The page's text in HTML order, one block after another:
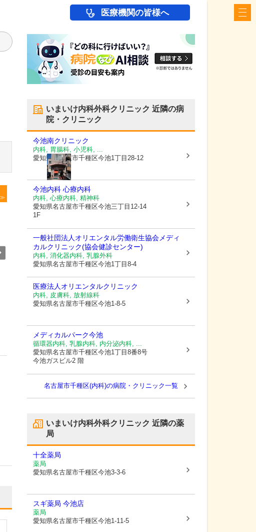
医療機関の皆様へ
いまいけ内科外科クリニック 近隣の病
院・クリニック
今池南クリニック
内科, 胃腸科, 小児科, ...
愛知県名古屋市千種区今池1丁目28-12
今池内科 心療内科
内科, 心療内科, 精神科
愛知県名古屋市千種区今池三丁目12-14
1F
一般社団法人オリエンタル労働衛生協会メディ
カルクリニック(協会健診センター)
内科, 消化器内科, 乳腺外科
愛知県名古屋市千種区今池1丁目8-4
医療法人オリエンタルクリニック
内科, 皮膚科, 放射線科
愛知県名古屋市千種区今池1-8-5
メディカルパーク今池
循環器内科, 乳腺内科, 内分泌内科, ...
愛知県名古屋市千種区今池1丁目8番8号
今池ガスビル2 階
名古屋市千種区(内科)の病院・クリニック一覧
いまいけ内科外科クリニック 近隣の薬
局
十全薬局
薬局
愛知県名古屋市千種区今池3-3-6
スギ薬局 今池店
薬局
愛知県名古屋市千種区今池1-11-5